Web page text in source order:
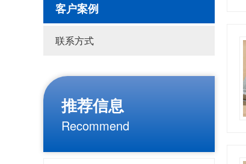
客户案例
联系方式
推荐信息
Recommend